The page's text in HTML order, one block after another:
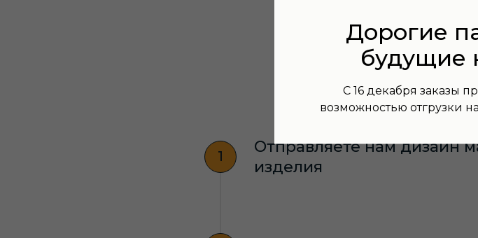
Дорогие
будущие
С 16 декабря заказы
возможностью отгрузки
Как мы
Отправляете нам дизайн
изделия